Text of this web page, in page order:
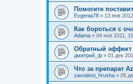
Помогите
Evgenia78 » 13 янв
Как бороться с
Adama » 04 ноя 2011,
Обратный эффект
дмитрий_ф » 01 дек
Что за препарат
zavodnoi_hrusha » 05